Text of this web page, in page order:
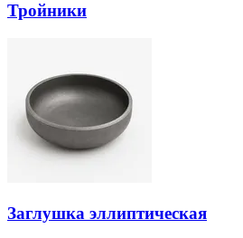
Тройники
Заглушка эллиптическая